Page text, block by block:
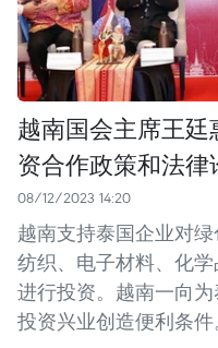
越南国会主席王
资合作政策和法律
08/12/2023 14:20
越南支持泰国企业对绿
纺织、电子材料、化
进行投资。越南一向
投资兴业创造便利条件